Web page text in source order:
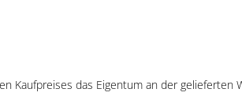
Kaufpreises das Eigentum an der gelieferten